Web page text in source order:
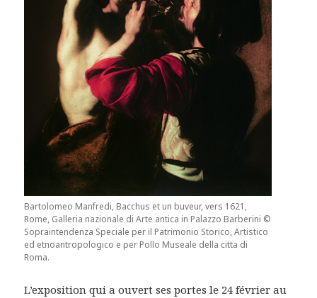
Bartolomeo Manfredi, Bacchus et un buveur, vers 1621,
Rome, Galleria nazionale di Arte antica in Palazzo Barberini ©
Sopraintendenza Speciale per il Patrimonio Storico, Artistico
ed etnoantropologico e per Pollo Museale della citta di
Roma.
L’exposition qui a ouvert ses portes le 24 février au